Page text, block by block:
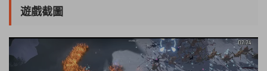
遊戲截圖